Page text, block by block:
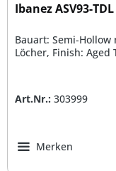
Ibanez ASV93-
Bauart: Semi-
Löcher, Finish: Aged
Art.Nr.: 303999
Merken